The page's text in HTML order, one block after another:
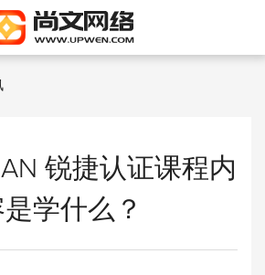
锐捷认证课程内
学什么？